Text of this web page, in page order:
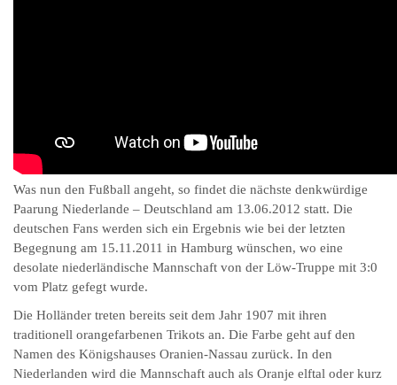
Was nun den Fußball angeht, so findet die nächste denkwürdige
Paarung Niederlande – Deutschland am 13.06.2012 statt. Die
deutschen Fans werden sich ein Ergebnis wie bei der letzten
Begegnung am 15.11.2011 in Hamburg wünschen, wo eine
desolate niederländische Mannschaft von der Löw-Truppe mit 3:0
vom Platz gefegt wurde.
Die Holländer treten bereits seit dem Jahr 1907 mit ihren
traditionell orangefarbenen Trikots an. Die Farbe geht auf den
Namen des Königshauses Oranien-Nassau zurück. In den
Niederlanden wird die Mannschaft auch als Oranje elftal oder kurz